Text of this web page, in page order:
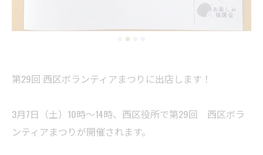
第29回 西区ボランティアまつりに出店します！
3月7日（土）10時～14時、西区役所で第29回 西区ボラ
ンティアまつりが開催されます。